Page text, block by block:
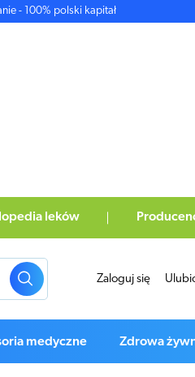
- 100% polski kapitał
leków
Zaloguj się
medyczne Zdrowa